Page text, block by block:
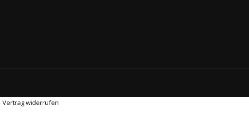
Vertrag widerrufen